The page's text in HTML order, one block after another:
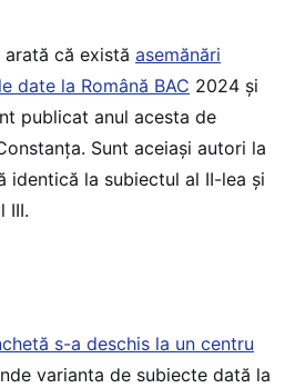
arată că există asemănări
date la Română BAC 2024 și
publicat anul acesta de
Sunt aceiași autori la
identică la subiectul al II-lea și
III.
s-a deschis la un centru
varianta de subiecte dată la